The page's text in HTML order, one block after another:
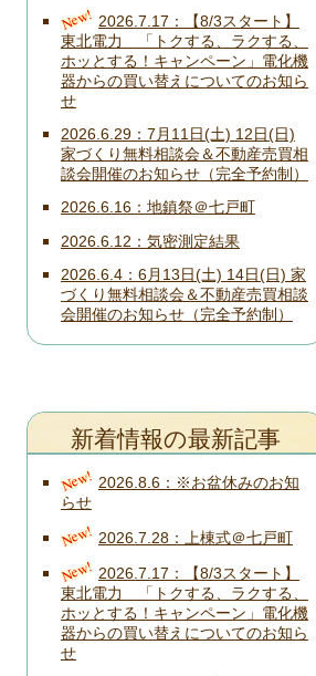
New! 2026.7.17
【8/3スタート】
東北電力 「トクする、ラクする、
ホッとする！キャンペーン」電化機
器からの買い替えについてのお知ら
せ
2026.6.29
7月11日(土) 12日(日)
家づくり無料相談会＆不動産売買相
談会開催のお知らせ（完全予約制）
2026.6.16
地鎮祭＠七戸町
2026.6.12
気密測定結果
2026.6.4
6月13日(土) 14日(日) 家
づくり無料相談会＆不動産売買相談
会開催のお知らせ（完全予約制）
新着情報の最新記事
New! 2026.8.6
※お盆休みのお知
らせ
New! 2026.7.28 上棟式＠七戸町
New! 2026.7.17
【8/3スタート】
東北電力 「トクする、ラクする、
ホッとする！キャンペーン」電化機
器からの買い替えについてのお知ら
せ